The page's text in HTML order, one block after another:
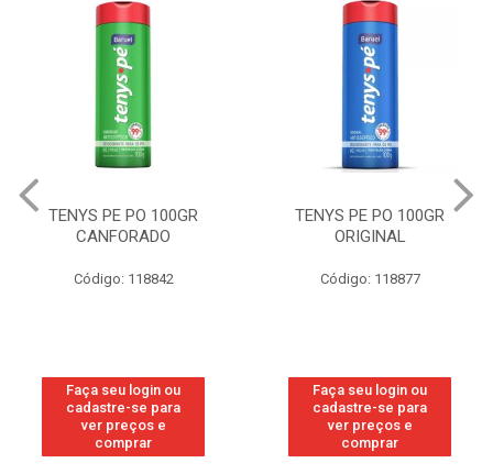
TENYS PE PO 100GR
CANFORADO
Código: 118842
Faça seu login ou
cadastre-se para
ver preços e
comprar
TENYS PE PO 100GR
ORIGINAL
Código: 118877
Faça seu login ou
cadastre-se para
ver preços e
comprar